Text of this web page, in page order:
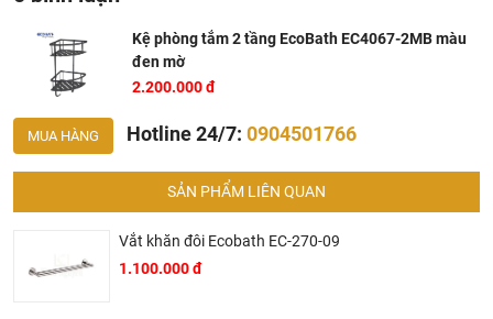
Kệ phòng tắm 2 tầng EcoBath EC4067-2MB màu
đen mờ
2.200.000 đ
MUA HÀNG Hotline 24/7: 0904501766
SẢN PHẨM LIÊN QUAN
Vắt khăn đôi Ecobath EC-270-09
1.100.000 đ